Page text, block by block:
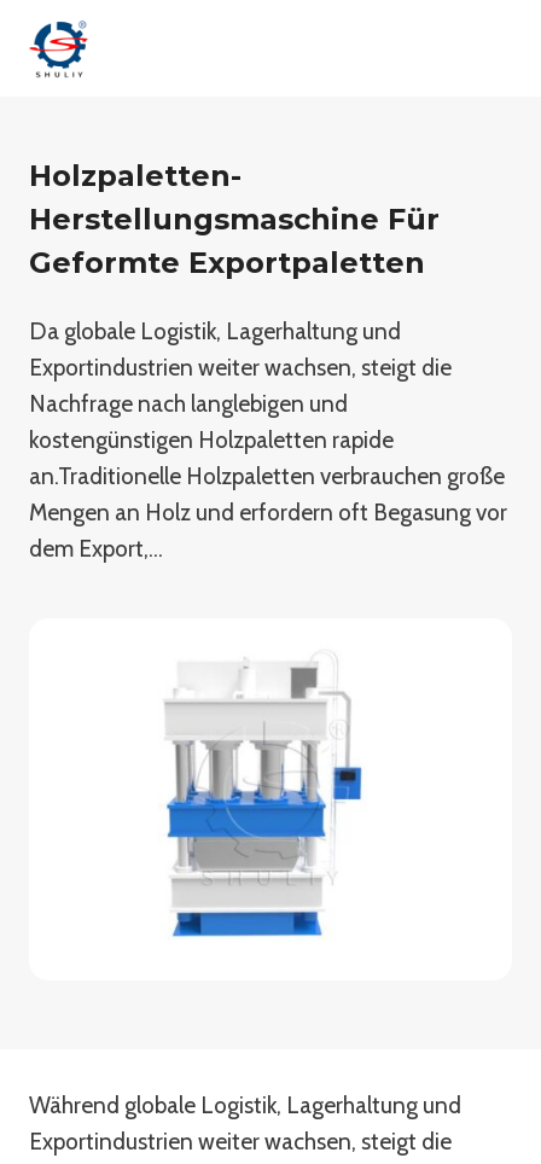
Inhalt
Holzpaletten-
Herstellungsmaschine Für
Geformte Exportpaletten
Da globale Logistik, Lagerhaltung und
Exportindustrien weiter wachsen, steigt die
Nachfrage nach langlebigen und
kostengünstigen Holzpaletten rapide
an.Traditionelle Holzpaletten verbrauchen große
Mengen an Holz und erfordern oft Begasung vor
dem Export,…
Während globale Logistik, Lagerhaltung und
Exportindustrien weiter wachsen, steigt die